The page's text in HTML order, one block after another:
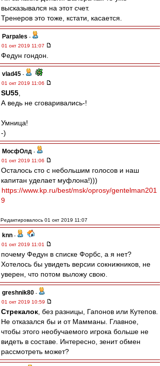
высказывался на этот счет.
Тренеров это тоже, кстати, касается.
Parpales -
01 окт 2019 11:07
Федун гондон.
vlad45 -
01 окт 2019 11:06
SU55
А ведь не сговаривались-!
Умница!
-)
МосфОлд -
01 окт 2019 11:06
Осталось сто с небольшим голосов и наш
капитан уделает муфлона!)))
https://www.kp.ru/best/msk/oprosy/gentelman201
9
Редактировалось 01 окт 2019 11:07
knn -
01 окт 2019 11:01
почему Федун в списке Форбс, а я нет?
Хотелось бы увидеть версии сокнижников, не
уверен, что потом выложу свою.
greshnik80 -
01 окт 2019 10:59
Стрекалок , без разницы, Гапонов или Кутепов.
Не отказался бы и от Мамманы. Главное,
чтобы этого необучаемого игрока больше не
видеть в составе. Интересно, зенит обмен
рассмотреть может?